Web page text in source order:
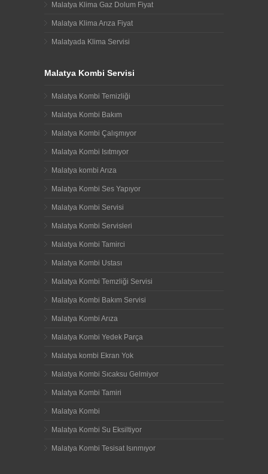
Malatya Klima Gaz Dolum Fiyat
Malatya Klima Arıza Fiyat
Malatyada Klima Servisi
Malatya Kombi Servisi
Malatya Kombi Temizliği
Malatya Kombi Bakım
Malatya Kombi Çalışmıyor
Malatya Kombi Isıtmıyor
Malatya kombi Arıza
Malatya Kombi Ses Yapıyor
Malatya Kombi Servisi
Malatya Kombi Servisleri
Malatya Kombi Tamirci
Malatya Kombi Ustası
Malatya Kombi Temzliği Servisi
Malatya Kombi Bakım Servisi
Malatya Kombi Arıza
Malatya Kombi Yedek Parça
Malatya kombi Ekran Yok
Malatya Kombi Sıcaksu Gelmiyor
Malatya Kombi Tamiri
Malatya Kombi
Malatya Kombi Su Eksiltiyor
Malatya Kombi Tesisat Isınmıyor